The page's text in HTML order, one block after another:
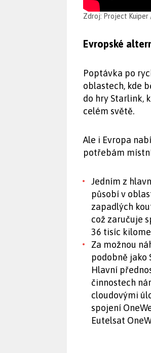
Zdroj: Project Kuiper
Evropské
Poptávka po
oblastech, kde
do hry Starlink,
celém světě.
Ale i Evropa
potřebám
Jedním z
působí v
zapadlých
což zaručuje
36 tisíc
Za možnou
podobně jako
Hlavní
činnostech
cloudovými
spojení
Eutelsat